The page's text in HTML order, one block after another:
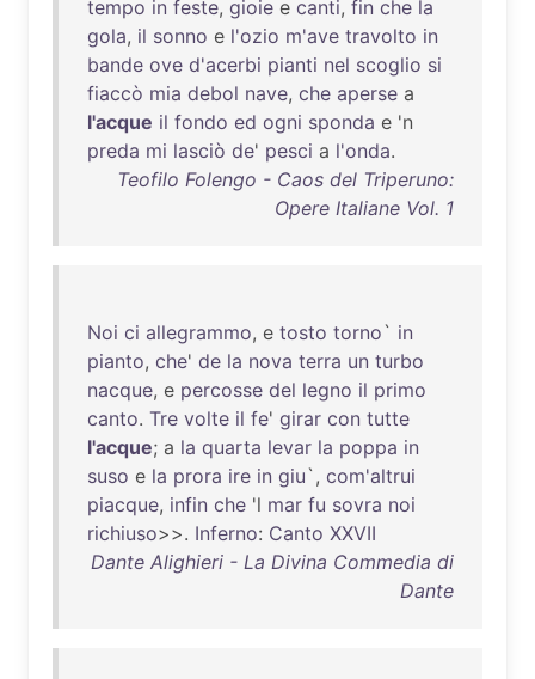
tempo in feste, gioie e canti, fin che la
gola, il sonno e l'ozio m'ave travolto in
bande ove d'acerbi pianti nel scoglio si
fiaccò mia debol nave, che aperse a
l'acque il fondo ed ogni sponda e 'n
preda mi lasciò de' pesci a l'onda.
Teofilo Folengo - Caos del Triperuno:
Opere Italiane Vol. 1
Noi ci allegrammo, e tosto torno` in
pianto, che' de la nova terra un turbo
nacque, e percosse del legno il primo
canto. Tre volte il fe' girar con tutte
l'acque; a la quarta levar la poppa in
suso e la prora ire in giu`, com'altrui
piacque, infin che 'l mar fu sovra noi
richiuso>>. Inferno: Canto XXVII
Dante Alighieri - La Divina Commedia di
Dante